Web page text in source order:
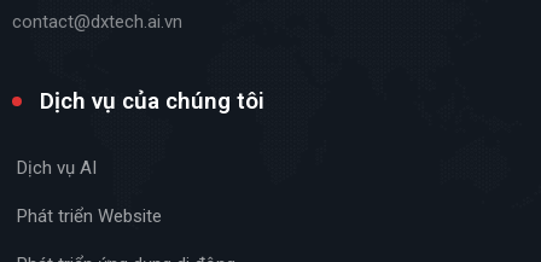
contact@dxtech.ai.vn
Dịch vụ của chúng tôi
Dịch vụ AI
Phát triển Website